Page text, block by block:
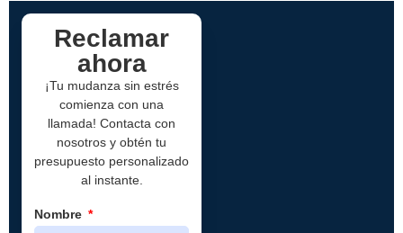
Reclamar
ahora
¡Tu mudanza sin estrés
comienza con una
llamada! Contacta con
nosotros y obtén tu
presupuesto personalizado
al instante.
Nombre